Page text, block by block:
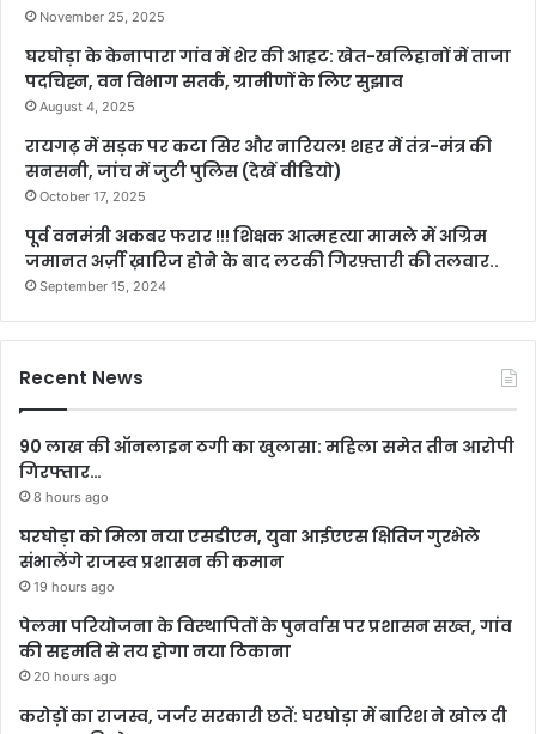
November 25, 2025
घरघोड़ा के केनापारा गांव में शेर की आहट: खेत-खलिहानों में ताजा
पदचिह्न, वन विभाग सतर्क, ग्रामीणों के लिए सुझाव
August 4, 2025
रायगढ़ में सड़क पर कटा सिर और नारियल! शहर में तंत्र-मंत्र की
सनसनी, जांच में जुटी पुलिस (देखें वीडियो)
October 17, 2025
पूर्व वनमंत्री अकबर फरार !!! शिक्षक आत्महत्या मामले में अग्रिम
जमानत अर्ज़ी ख़ारिज होने के बाद लटकी गिरफ़्तारी की तलवार..
September 15, 2024
Recent News
90 लाख की ऑनलाइन ठगी का खुलासा: महिला समेत तीन आरोपी
गिरफ्तार…
8 hours ago
घरघोड़ा को मिला नया एसडीएम, युवा आईएएस क्षितिज गुरभेले
संभालेंगे राजस्व प्रशासन की कमान
19 hours ago
पेलमा परियोजना के विस्थापितों के पुनर्वास पर प्रशासन सख्त, गांव
की सहमति से तय होगा नया ठिकाना
20 hours ago
करोड़ों का राजस्व, जर्जर सरकारी छतें: घरघोड़ा में बारिश ने खोल दी